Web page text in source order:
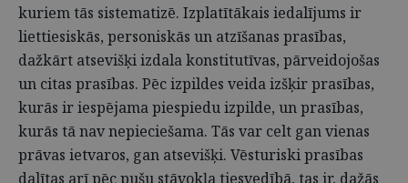
kuriem tās sistematizē. Izplatītākais iedalījums ir
liettiesiskās, personiskās un atzīšanas prasības,
dažkārt atsevišķi izdala konstitutīvas, pārveidojošas
un citas prasības. Pēc izpildes veida izšķir prasības,
kurās ir iespējama piespiedu izpilde, un prasības,
kurās tā nav nepieciešama. Tās var celt gan vienas
prāvas ietvaros, gan atsevišķi. Vēsturiski prasības
dalītas arī pēc pušu stāvokļa tiesvedībā, tas ir, dažās